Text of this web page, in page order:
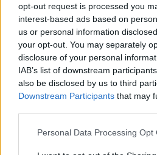
opt-out request is processed you
interest-based ads based on
us or personal information
your opt-out. You may separately
disclosure of your personal
IAB’s list of downstream
also be disclosed by us to third
Downstream Participants that may
Personal Data Processing Opt
«Εγώ σαν αποτέλεσμα
που επιθυμούν όλοι, θα
Όχι για μένα, όχι για την
Γιατί πρεσβεύει ένα όνειρο
λέει “Ferto” όχι μόνο
πράγματα με ωραίο τρόπο,
αυτό πρεσβεύει ο Ακύλας,